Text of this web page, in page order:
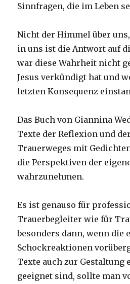
Sinnfragen, die im Leben
Nicht der Himmel über
in uns ist die Antwort auf
war diese Wahrheit nicht
Jesus verkündigt hat und
letzten Konsequenz
Das Buch von Giannina
Texte der Reflexion und
Trauerweges mit
die Perspektiven der
wahrzunehmen.
Es ist genauso für
Trauerbegleiter wie für
besonders dann, wenn die
Schockreaktionen
Texte auch zur Gestaltung
geeignet sind, sollte man